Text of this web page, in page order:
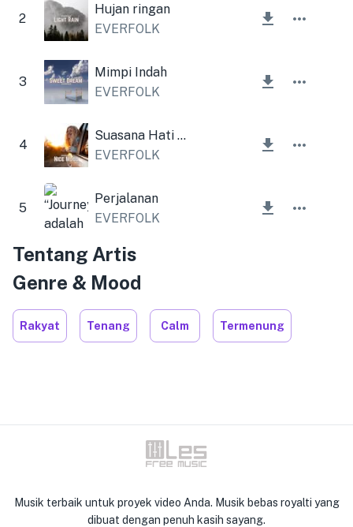
2
Hujan ringan
EVERFOLK
3
Mimpi Indah
EVERFOLK
4
Suasana Hati yang Menyenangkan
EVERFOLK
5
Perjalanan
EVERFOLK
Tentang Artis
Genre & Mood
Rakyat Tenang Calm Termenung
Musik terbaik untuk proyek video Anda. Musik bebas royalti yang
dibuat dengan penuh kasih sayang.